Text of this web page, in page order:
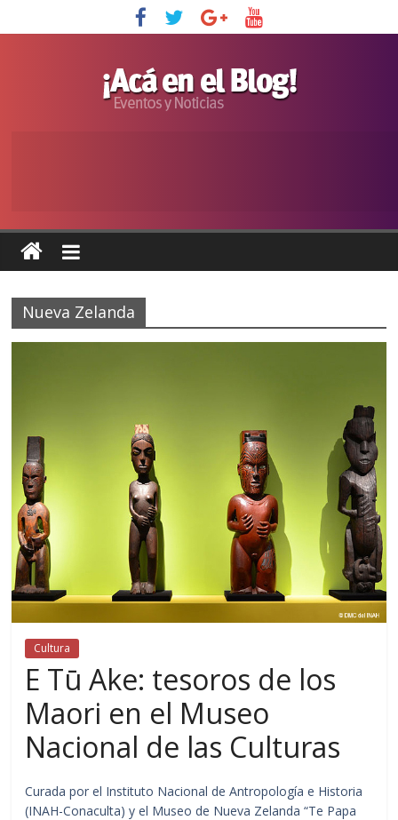
Nueva Zelanda
Cultura
E Tū Ake: tesoros de los
Maori en el Museo
Nacional de las Culturas
Curada por el Instituto Nacional de Antropología e Historia
(INAH-Conaculta) y el Museo de Nueva Zelanda “Te Papa